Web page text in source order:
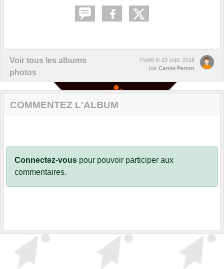
Voir tous les albums
photos
Publié le 23 sept. 2018
par Carole Perron
COMMENTEZ L'ALBUM
Connectez-vous pour pouvoir participer aux
commentaires.